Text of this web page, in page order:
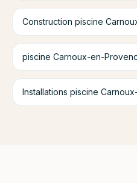
Construction piscine
piscine Carnoux-en-
Installations piscine